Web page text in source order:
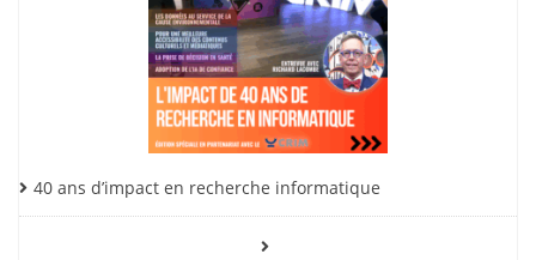
40 ans d’impact en recherche informatique